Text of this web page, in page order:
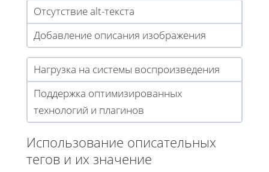
Отсутствие alt-текста
Добавление описания изображения
Нагрузка на системы воспроизведения
Поддержка оптимизированных
технологий и плагинов
Использование описательных
тегов и их значение